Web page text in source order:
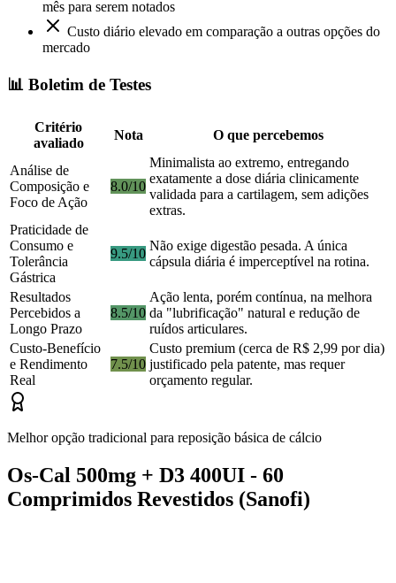
mês para serem notados
Custo diário elevado em comparação a outras opções do
mercado
📊 Boletim de Testes
Critério
avaliado
Nota O que percebemos
Análise de
Composição e
Foco de Ação
8.0/10
Minimalista ao extremo, entregando
exatamente a dose diária clinicamente
validada para a cartilagem, sem adições
extras.
Praticidade de
Consumo e
Tolerância
Gástrica
9.5/10
Não exige digestão pesada. A única
cápsula diária é imperceptível na rotina.
Resultados
Percebidos a
Longo Prazo
8.5/10
Ação lenta, porém contínua, na melhora
da "lubrificação" natural e redução de
ruídos articulares.
Custo-Benefício
e Rendimento
Real
7.5/10
Custo premium (cerca de R$ 2,99 por dia)
justificado pela patente, mas requer
orçamento regular.
Melhor opção tradicional para reposição básica de cálcio
Os-Cal 500mg + D3 400UI - 60
Comprimidos Revestidos (Sanofi)